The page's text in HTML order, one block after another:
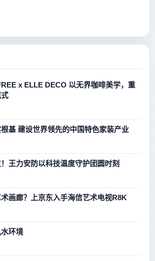
x ELLE DECO 以无界咖啡美学，重
坚守初心，夯实根基 建设世界领先的中国特色家装产业
王力安防以科技温度守护团圆时刻
画廊？上京东入手海信艺术电视R8K
环境